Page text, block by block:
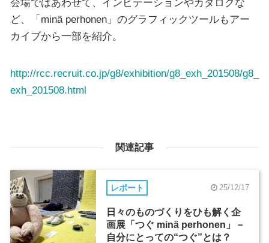
会場ではあわせて、インビテーションやカタログな
ど、「minä perhonen」のグラフィックツールもアー
カイブから一部を紹介。
http://rcc.recruit.co.jp/g8/exhibition/g8_exh_201508/g8_
exh_201508.html
関連記事
レポート 25/12/17
日々のものづくりをひも解く企
画展「つぐ minä perhonen」－
自分にとっての“つぐ”とは？